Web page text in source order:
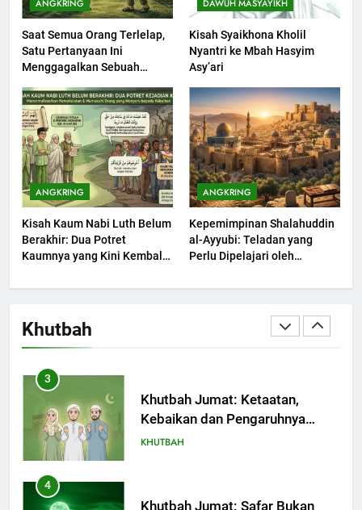
ANGKRING
Saat Semua Orang Terlelap,
Satu Pertanyaan Ini
Menggagalkan Sebuah
DAWUH MASYAYIKH
Kisah Syaikhona Kholil
Nyantri ke Mbah Hasyim
Asy’ari
ANGKRING
Kisah Kaum Nabi Luth Belum
Berakhir: Dua Potret
Kaumnya yang Kini Kembali
ANGKRING
Kepemimpinan Shalahuddin
al-Ayyubi: Teladan yang
Perlu Dipelajari oleh
(2)
Khutbah
KHUTBAH
203
Muharram Bulan Bersejarah
KHUTBAH
1
Khutbah Jumat: Mengapa Orang
Dengki Tak Akan Pernah
Berjaya?
KHUTBAH
Khutbah Jumat: Melihat
Limpahan Nikmat Allah
3
Khutbah Jumat: Ketaatan,
Kebaikan dan Pengaruhnya
dalam Jiwa Manusia
KHUTBAH
4
Khutbah Jumat: Safar Bukan